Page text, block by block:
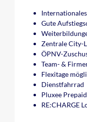
Gute
Zentrale City-
ÖPNV-
Team- &
Flexitage
Dienstfahrrad
Pluxee
RE:CHARGE